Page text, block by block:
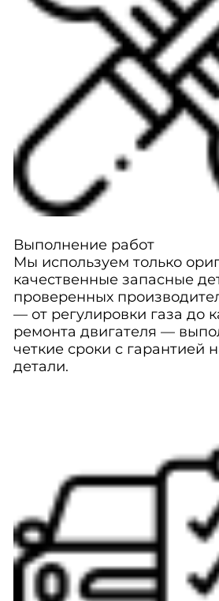
Выполнение работ
Мы используем только
качественные запасные
проверенных
— от регулировки газа до
ремонта двигателя —
четкие сроки с гарантией
детали.